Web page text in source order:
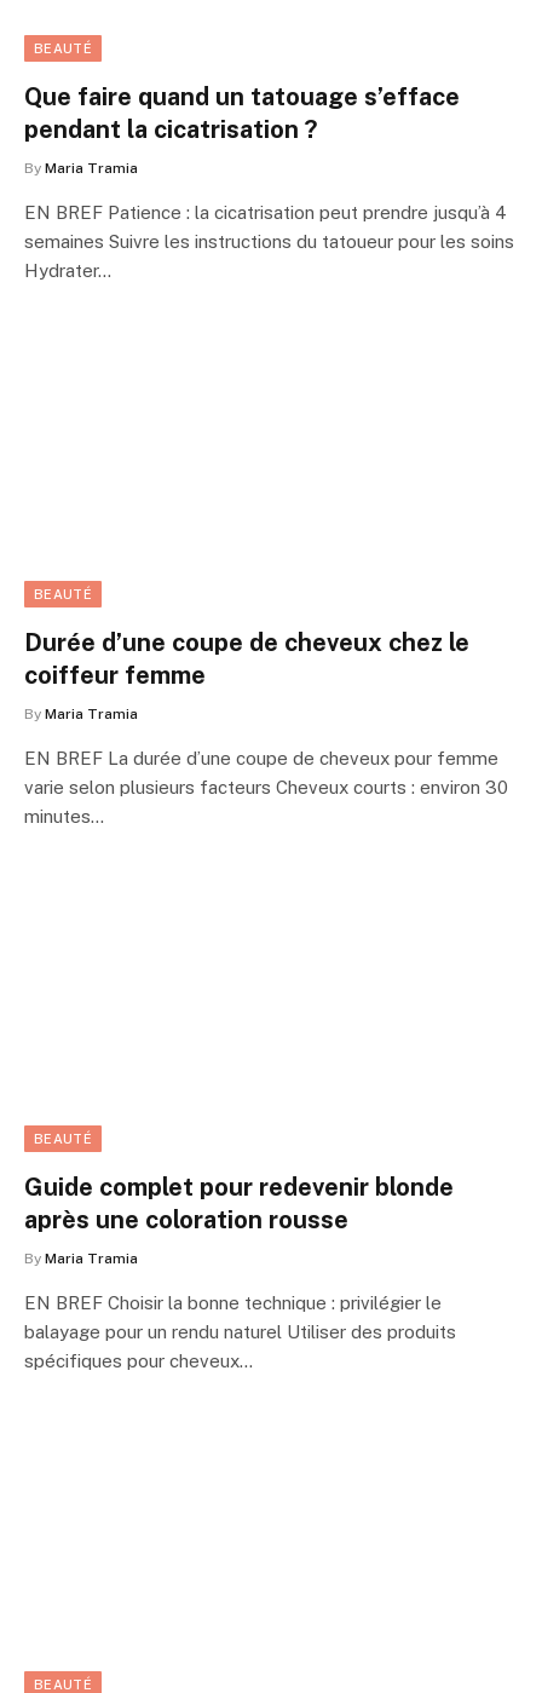
BEAUTÉ
Que faire quand un tatouage s’efface
pendant la cicatrisation ?
By Maria Tramia
EN BREF Patience : la cicatrisation peut prendre jusqu’à 4
semaines Suivre les instructions du tatoueur pour les soins
Hydrater…
BEAUTÉ
Durée d’une coupe de cheveux chez le
coiffeur femme
By Maria Tramia
EN BREF La durée d’une coupe de cheveux pour femme
varie selon plusieurs facteurs Cheveux courts : environ 30
minutes…
BEAUTÉ
Guide complet pour redevenir blonde
après une coloration rousse
By Maria Tramia
EN BREF Choisir la bonne technique : privilégier le
balayage pour un rendu naturel Utiliser des produits
spécifiques pour cheveux…
BEAUTÉ